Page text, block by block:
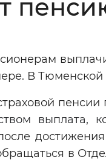
В
пенсии
выплата,
в